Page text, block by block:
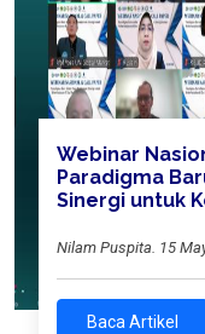
Webinar
Paradigma
Sinergi untuk
Nilam Puspita. 15
Baca Artikel